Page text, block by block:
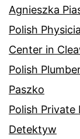
Agnieszka
Polish
Center in
Polish
Paszko
Polish
Detektyw